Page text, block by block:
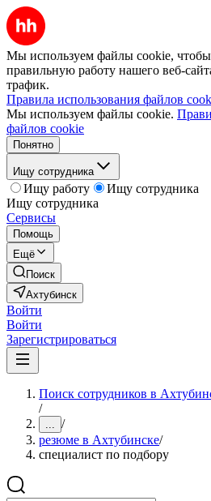
Мы используем файлы cookie, чтобы
правильную работу нашего веб-
трафик.
Правила использования файлов
Мы используем файлы cookie.
файлов cookie
Понятно
Ищу сотрудника
Ищу работу
Ищу сотрудника
Ищу сотрудника
Сервисы
Помощь
Ещё
Поиск
Ахтубинск
Войти
Войти
Зарегистрироваться
Поиск сотрудников в
/
... /
резюме в Ахтубинске/
специалист по подбору